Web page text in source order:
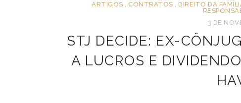
ARTIGOS , CONTRATOS , DIREITO DA
3 DE
STJ DECIDE: EX-
A LUCROS E